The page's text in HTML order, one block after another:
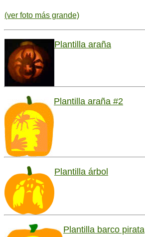
(ver foto más grande)
Plantilla araña
Plantilla araña #2
Plantilla árbol
Plantilla barco pirata